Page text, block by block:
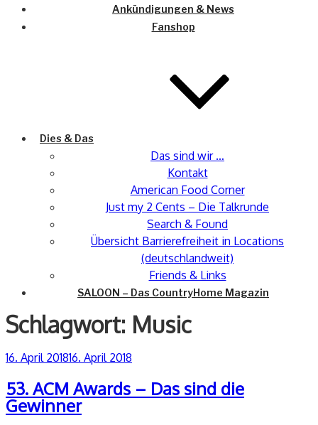
Ankündigungen & News
Fanshop
Dies & Das
Das sind wir …
Kontakt
American Food Corner
Just my 2 Cents – Die Talkrunde
Search & Found
Übersicht Barrierefreiheit in Locations
(deutschlandweit)
Friends & Links
SALOON – Das CountryHome Magazin
Schlagwort: Music
Veröffentlicht
16. April 201816. April 2018
53. ACM Awards – Das sind die
Gewinner